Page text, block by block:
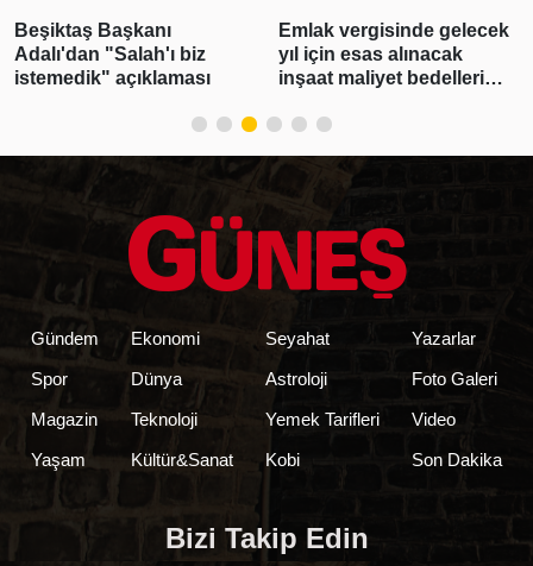
Beşiktaş Başkanı
Adalı'dan "Salah'ı biz
istemedik" açıklaması
Emlak vergisinde gelecek
yıl için esas alınacak
inşaat maliyet bedelleri
Gündem
Spor
Magazin
Yaşam
Ekonomi
Dünya
Teknoloji
Kültür&Sanat
Seyahat
Astroloji
Yemek Tarifleri
Kobi
Yazarlar
Foto Galeri
Video
Son Dakika
Bizi Takip Edin